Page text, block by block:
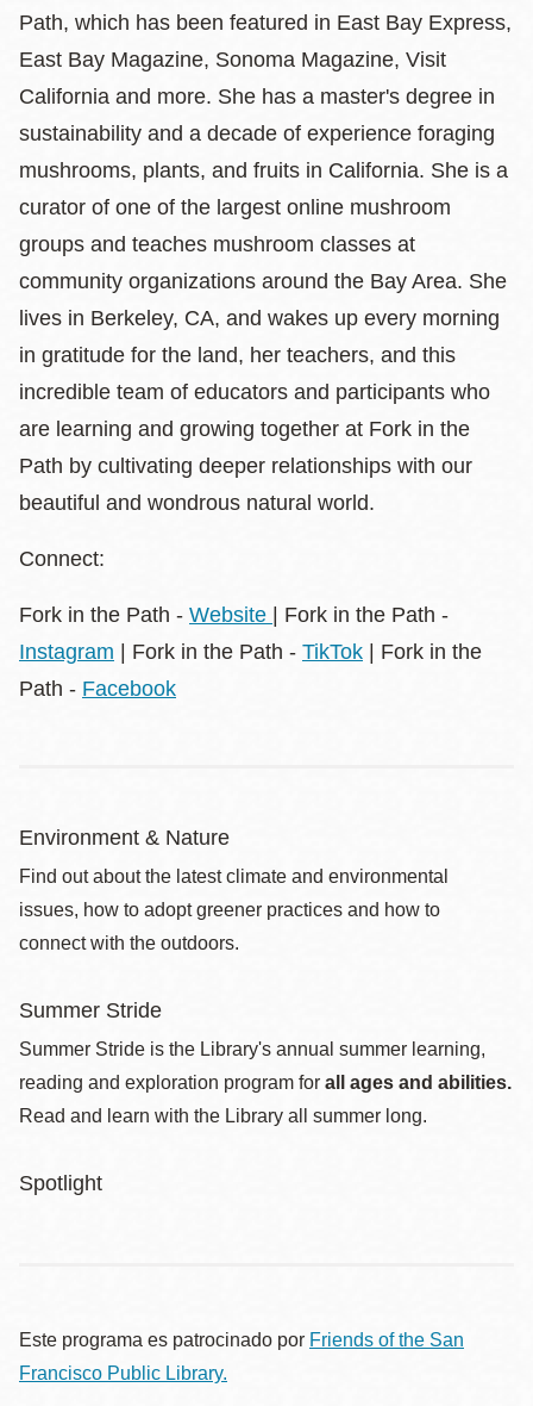
Path, which has been featured in East Bay Express,
East Bay Magazine, Sonoma Magazine, Visit
California and more. She has a master's degree in
sustainability and a decade of experience foraging
mushrooms, plants, and fruits in California. She is a
curator of one of the largest online mushroom
groups and teaches mushroom classes at
community organizations around the Bay Area. She
lives in Berkeley, CA, and wakes up every morning
in gratitude for the land, her teachers, and this
incredible team of educators and participants who
are learning and growing together at Fork in the
Path by cultivating deeper relationships with our
beautiful and wondrous natural world.
Connect:
Fork in the Path - Website
| Fork in the Path -
Instagram | Fork in the Path - TikTok | Fork in the
Path - Facebook
Environment & Nature
Find out about the latest climate and environmental
issues, how to adopt greener practices and how to
connect with the outdoors.
Summer Stride
Summer Stride is the Library's annual summer learning,
reading and exploration program for all ages and abilities.
Read and learn with the Library all summer long.
Spotlight
Este programa es patrocinado por Friends of the San
Francisco Public Library.